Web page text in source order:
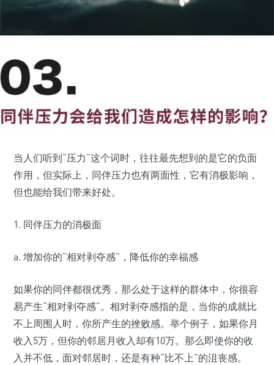
当人们听到“压力”这个词时，往往最先想到的是它的负面
作用，但实际上，同伴压力也有两面性，它有消极影响，
但也能给我们带来好处。
1. 同伴压力的消极面
a. 增加你的“相对剥夺感”，降低你的幸福感
如果你的同伴都很优秀，那么处于这样的群体中，你很容
易产生“相对剥夺感”。相对剥夺感指的是，当你的成就比
不上周围人时，你所产生的挫败感。举个例子，如果你月
收入5万，但你的邻居月收入却有10万。那么即使你的收
入并不低，面对邻居时，还是有种“比不上”的沮丧感。